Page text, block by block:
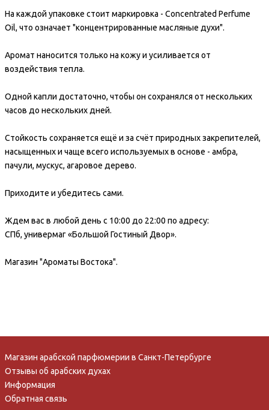
На каждой упаковке стоит маркировка - Concentrated Perfume
Oil, что означает "концентрированные масляные духи".
Аромат наносится только на кожу и усиливается от
воздействия тепла.
Одной капли достаточно, чтобы он сохранялся от нескольких
часов до нескольких дней.
Стойкость сохраняется ещё и за счёт природных закрепителей,
насыщенных и чаще всего используемых в основе - амбра,
пачули, мускус, агаровое дерево.
Приходите и убедитесь сами.
Ждем вас в любой день с 10:00 до 22:00 по адресу:
СПб, универмаг «Большой Гостиный Двор».
Магазин "Ароматы Востока".
Магазин арабской парфюмерии в Санкт-Петербурге
Отзывы об арабских духах
Информация
Обратная связь